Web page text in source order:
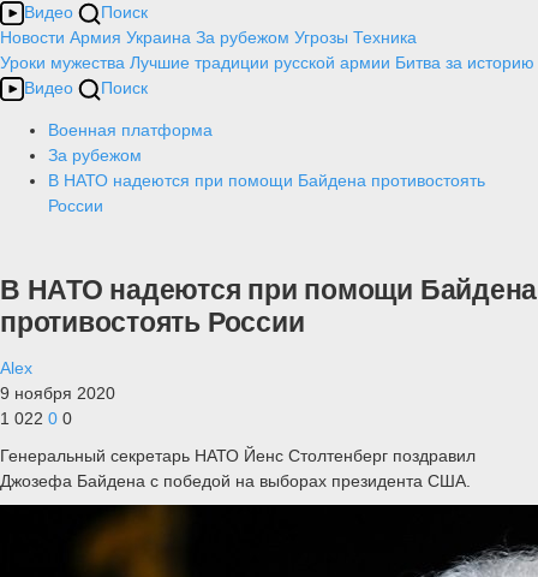
Видео
Поиск
Новости Армия Украина За рубежом Угрозы Техника
Уроки мужества Лучшие традиции русской армии Битва за историю
Видео
Поиск
Военная платформа
За рубежом
В НАТО надеются при помощи Байдена противостоять
России
В НАТО надеются при помощи Байдена
противостоять России
Alex
9 ноября 2020
1 022 0 0
Генеральный секретарь НАТО Йенс Столтенберг поздравил
Джозефа Байдена с победой на выборах президента США.